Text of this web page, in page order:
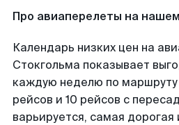
Про авиаперелеты на
Календарь низких цен на
Стокгольма показывает
каждую неделю по
рейсов и 10 рейсов с
варьируется, самая дорогая